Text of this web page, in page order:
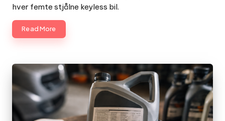
hver femte stjålne keyless bil.
Read More